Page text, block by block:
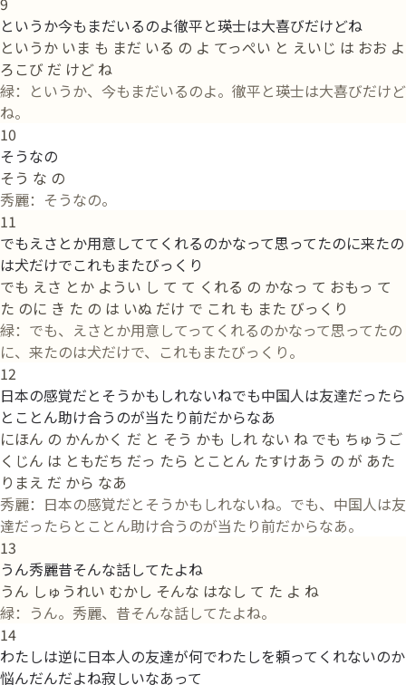
というか今もまだいるのよ徹平と瑛士は大喜びだけどね
というか いま も まだ いる の よ てっぺい と えいじ は おお よ
ろこび だ けど ね
緑：というか、今もまだいるのよ。徹平と瑛士は大喜びだけど
ね。
10
そうなの
そう な の
秀麗：そうなの。
11
でもえさとか用意しててくれるのかなって思ってたのに来たの
は犬だけでこれもまたびっくり
でも えさ とか ようい し て て くれる の かなっ て おもっ て
た のに き た の は いぬ だけ で これ も また びっくり
緑：でも、えさとか用意してってくれるのかなって思ってたの
に、来たのは犬だけで、これもまたびっくり。
12
日本の感覚だとそうかもしれないねでも中国人は友達だったら
とことん助け合うのが当たり前だからなあ
にほん の かんかく だ と そう かも しれ ない ね でも ちゅうご
くじん は ともだち だっ たら とことん たすけあう の が あた
りまえ だ から なあ
秀麗：日本の感覚だとそうかもしれないね。でも、中国人は友
達だったらとことん助け合うのが当たり前だからなあ。
13
うん秀麗昔そんな話してたよね
うん しゅうれい むかし そんな はなし て た よ ね
緑：うん。秀麗、昔そんな話してたよね。
14
わたしは逆に日本人の友達が何でわたしを頼ってくれないのか
悩んだんだよね寂しいなあって